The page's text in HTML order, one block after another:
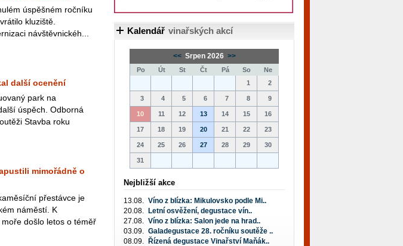
úspěšném ročníku
kluziště.
návštěvnickéh...
další ocenění
park na
úspěch. Odborná
Stavba roku
mimořádně o
přestávce je
náměstí. K
došlo letos o téměř
Kalendář vinařských akcí
<< Srpen 2026 >>
Po Út St Čt Pá So
Ne
1
2
3 4 5 6 7 8 9
10 11 12 13 14 15 16
17 18 19 20 21 22 23
24 25 26 27 28 29 30
31
Nejbližší akce
13.08. Víno z blízka: Mikulovsko podle Mi..
20.08.
Letní osvěžení, degustace vín..
27.08. Víno z blízka: Salon jede na hrad..
03.09. Galadegustace 28. ročníku soutěže ..
08.09.
Řízená degustace Vinařství Maňák..